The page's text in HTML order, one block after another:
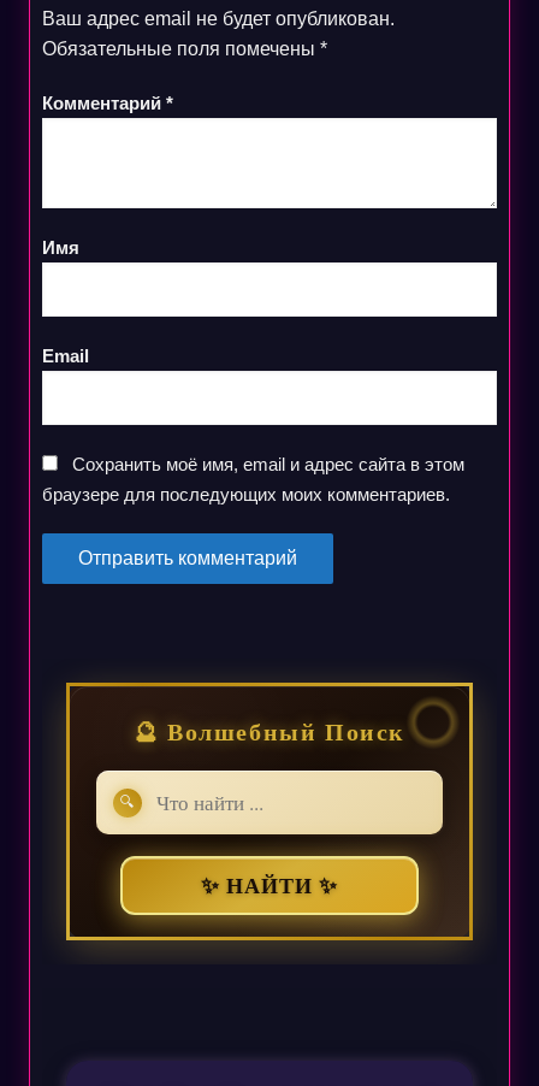
Ваш адрес email не будет опубликован.
Обязательные поля помечены *
Комментарий *
Имя
Email
Сохранить моё имя, email и адрес сайта в этом
браузере для последующих моих комментариев.
🔮 Волшебный Поиск
🔍
✨ НАЙТИ ✨